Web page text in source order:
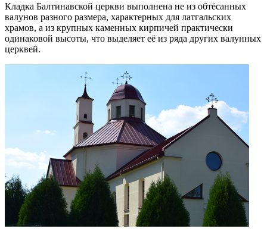
Кладка Балтинавской церкви выполнена не из обтёсанных
валунов разного размера, характерных для латгальских
храмов, а из крупных каменных кирпичей практически
одинаковой высоты, что выделяет её из ряда других валунных
церквей.